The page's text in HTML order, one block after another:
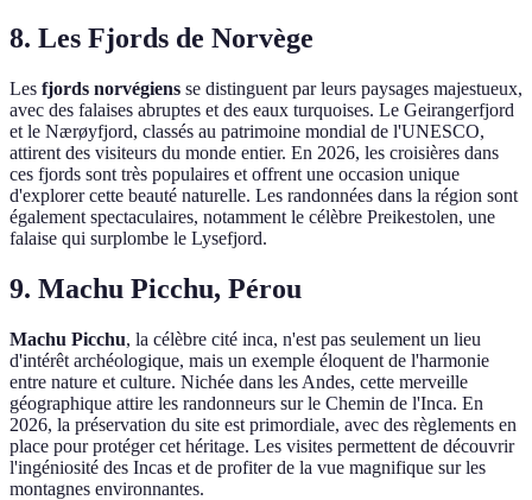
8. Les Fjords de Norvège
Les fjords norvégiens se distinguent par leurs paysages majestueux,
avec des falaises abruptes et des eaux turquoises. Le Geirangerfjord
et le Nærøyfjord, classés au patrimoine mondial de l'UNESCO,
attirent des visiteurs du monde entier. En 2026, les croisières dans
ces fjords sont très populaires et offrent une occasion unique
d'explorer cette beauté naturelle. Les randonnées dans la région sont
également spectaculaires, notamment le célèbre Preikestolen, une
falaise qui surplombe le Lysefjord.
9. Machu Picchu, Pérou
Machu Picchu, la célèbre cité inca, n'est pas seulement un lieu
d'intérêt archéologique, mais un exemple éloquent de l'harmonie
entre nature et culture. Nichée dans les Andes, cette merveille
géographique attire les randonneurs sur le Chemin de l'Inca. En
2026, la préservation du site est primordiale, avec des règlements en
place pour protéger cet héritage. Les visites permettent de découvrir
l'ingéniosité des Incas et de profiter de la vue magnifique sur les
montagnes environnantes.